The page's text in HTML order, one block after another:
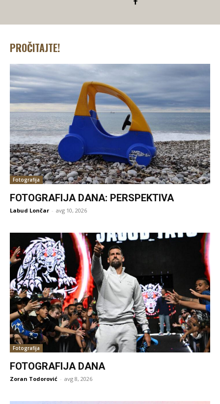
PROČITAJTE!
Fotografija
FOTOGRAFIJA DANA: PERSPEKTIVA
Labud Lončar - avg 10, 2026
Fotografija
FOTOGRAFIJA DANA
Zoran Todorović - avg 8, 2026